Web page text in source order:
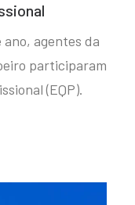
agentes da
participaram
(EQP).